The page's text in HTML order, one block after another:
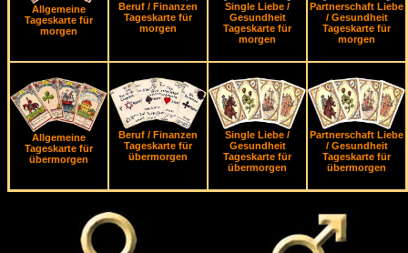
Allgemeine
Tageskarte für
morgen
Beruf / Finanzen
Tageskarte für
morgen
Single Liebe /
Gesundheit
Tageskarte für
morgen
Partnerschaft Liebe
/ Gesundheit
Tageskarte für
morgen
Allgemeine
Tageskarte für
übermorgen
Beruf / Finanzen
Tageskarte für
übermorgen
Single Liebe /
Gesundheit
Tageskarte für
übermorgen
Partnerschaft Liebe
/ Gesundheit
Tageskarte für
übermorgen